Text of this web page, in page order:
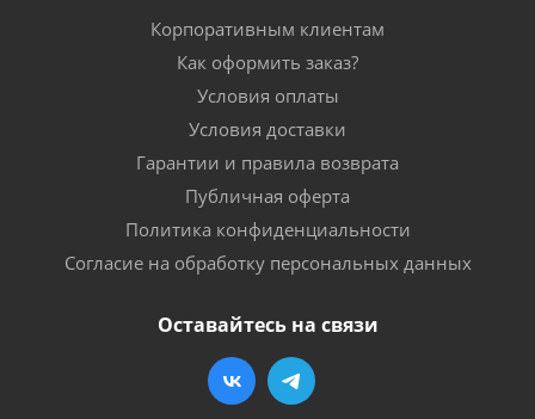
Корпоративным клиентам
Как оформить заказ?
Условия оплаты
Условия доставки
Гарантии и правила возврата
Публичная оферта
Политика конфиденциальности
Согласие на обработку персональных данных
Оставайтесь на связи